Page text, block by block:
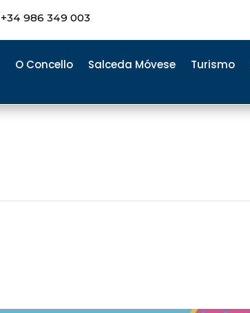
+34 986 349 003
O Concello Salceda Móvese Turismo